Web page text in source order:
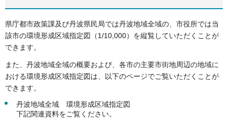
県庁都市政策課及び丹波県民局では丹波地域全域の、市役所では当
該市の環境形成区域指定図（1/10,000）を縦覧していただくことが
できます。
また、丹波地域全域の概要および、各市の主要市街地周辺の地域に
おける環境形成区域指定図は、以下のページでご覧いただくことが
できます。
丹波地域全域 環境形成区域指定図
下記関連資料をご覧ください。